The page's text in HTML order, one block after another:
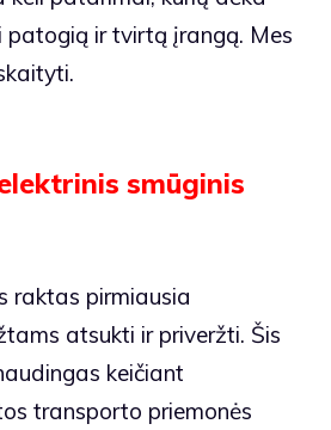
patogią ir tvirtą įrangą. Mes
smūginis
raktas pirmiausia
atsukti ir priveržti. Šis
keičiant
transporto priemonės